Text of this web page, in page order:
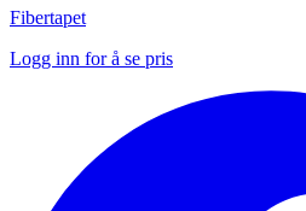
Fibertapet
Logg inn for å se pris